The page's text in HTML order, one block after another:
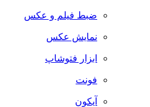
ضبط فيلم و عكس
نمایش عکس
ابزار فتوشاپ
فونت
آیکون